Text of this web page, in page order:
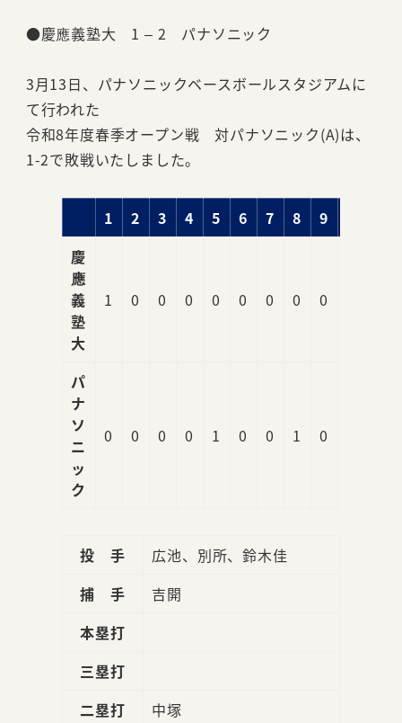
●慶應義塾大 1 – 2 パナソニック
3月13日、パナソニックベースボールスタジアムに
て行われた
令和8年度春季オープン戦 対パナソニック(A)は、
1-2で敗戦いたしました。
1 2 3 4 5 6 7 8 9
慶
應
義
塾
大
1 0 0 0 0 0 0 0 0
パ
ナ
ソ
ニ
ッ
ク
0 0 0 0 1 0 0 1 0
投 手
広池、別所、鈴木佳
捕 手
吉開
本塁打
三塁打
二塁打
中塚